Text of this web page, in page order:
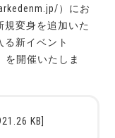
）にお
規変身を追加いた
る新イベント
を開催いたしま
KB]